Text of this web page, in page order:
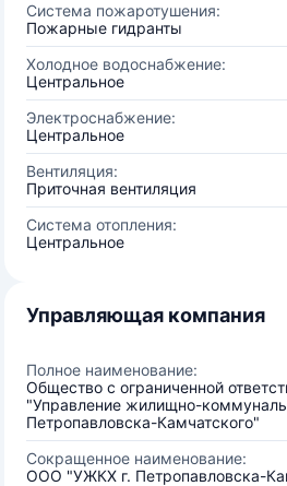
Система пожаротушения:
Пожарные гидранты
Холодное водоснабжение:
Центральное
Электроснабжение:
Центральное
Вентиляция:
Приточная вентиляция
Система отопления:
Центральное
Управляющая компания
Полное наименование:
Общество с ограниченной
"Управление жилищно-
Петропавловска-Камчатского"
Сокращенное наименование:
ООО "УЖКХ г. Петропавловска-